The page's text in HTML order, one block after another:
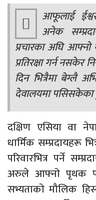
आफूलाई
अनेक
प्रचारका अघि आफ्नो
प्रतिरक्षा गर्न नसकेर
दिन भित्रैमा बेग्लै
देवालयमा पसिसकेका
दक्षिण एसिया वा
धार्मिक
परिवारभित्र पर्ने
अरुले आफ्नो पृथक
सभ्यताको मौलिक